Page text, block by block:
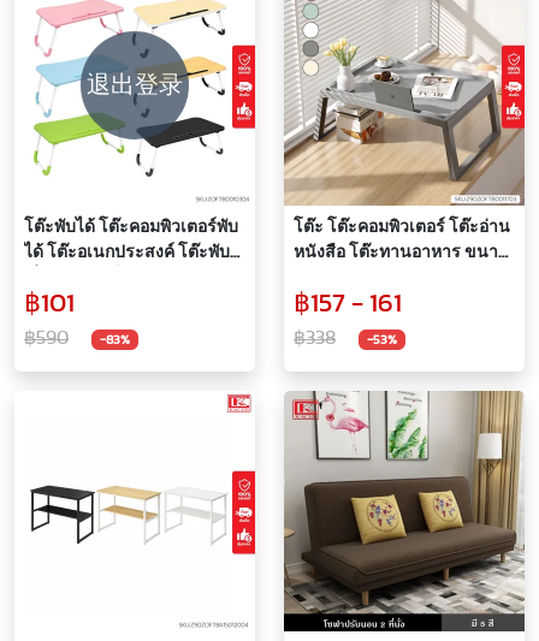
退出登录
โต๊ะพับได้ โต๊ะคอมพิวเตอร์พับ
ได้ โต๊ะอเนกประสงค์ โต๊ะพับ
฿101
฿590 -83%
โต๊ะ โต๊ะคอมพิวเตอร์ โต๊ะอ่าน
หนังสือ โต๊ะทานอาหาร ขนาด
พื้นที่จัดเก็บ
฿157 - 161
฿338 -53%